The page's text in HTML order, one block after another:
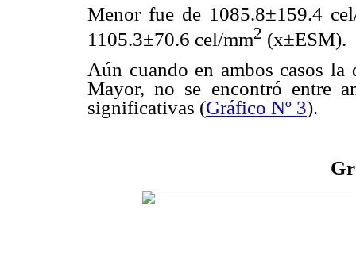
Menor fue de 1085.8±159.4
1105.3±70.6 cel/mm2 (x±ESM).
Aún cuando en ambos casos
Mayor, no se encontró entre
significativas (Gráfico Nº 3).